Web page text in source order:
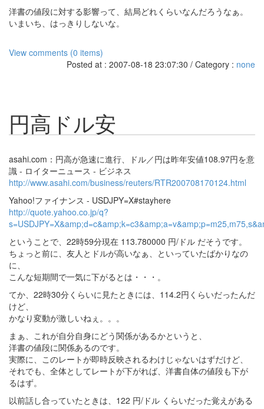
洋書の値段に対する影響って、結局どれくらいなんだろうなぁ。
いまいち、はっきりしないな。
View comments (0 items)
Posted at : 2007-08-18 23:07:30 / Category : none
円高ドル安
asahi.com：円高が急速に進行、ドル／円は昨年安値108.97円を意
識 - ロイターニュース - ビジネス
http://www.asahi.com/business/reuters/RTR200708170124.html
Yahoo!ファイナンス - USDJPY=X#stayhere
http://quote.yahoo.co.jp/q?
ということで、22時59分現在 113.780000 円/ドル だそうです。
ちょっと前に、友人とドルが高いなぁ、といっていたばかりなの
に、
こんな短期間で一気に下がるとは・・・。
てか、22時30分くらいに見たときには、114.2円くらいだったんだ
けど、
かなり変動が激しいねぇ。。。
まぁ、これが自分自身にどう関係があるかというと、
洋書の値段に関係あるのです。
実際に、このレートが即時反映されるわけじゃないはずだけど、
それでも、全体としてレートが下がれば、洋書自体の値段も下が
るはず。
以前話し合っていたときは、122 円/ドル くらいだった覚えがある